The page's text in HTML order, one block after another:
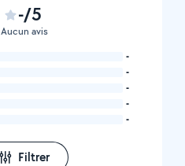
-/5
Aucun avis
-
-
-
-
-
Filtrer